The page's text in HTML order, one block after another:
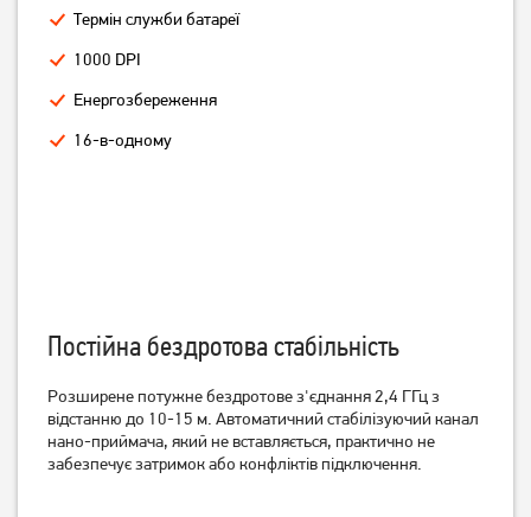
449 грн
Миша Logitech M170
569грн
Миша Logitech M190
649грн
Термін служби батареї
1000 DPI
Енергозбереження
16-в-одному
Постійна бездротова стабільність
Розширене потужне бездротове з'єднання 2,4 ГГц з
відстанню до 10-15 м. Автоматичний стабілізуючий канал
нано-приймача, який не вставляється, практично не
забезпечує затримок або конфліктів підключення.